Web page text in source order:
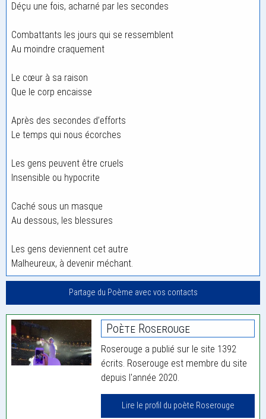
Déçu une fois, acharné par les secondes
Combattants les jours qui se ressemblent
Au moindre craquement
Le cœur à sa raison
Que le corp encaisse
Après des secondes d’efforts
Le temps qui nous écorches
Les gens peuvent être cruels
Insensible ou hypocrite
Caché sous un masque
Au dessous, les blessures
Les gens deviennent cet autre
Malheureux, à devenir méchant.
Partage du Poème avec vos contacts
Poète Roserouge
Roserouge a publié sur le site 1392
écrits. Roserouge est membre du site
depuis l'année 2020.
Lire le profil du poète Roserouge